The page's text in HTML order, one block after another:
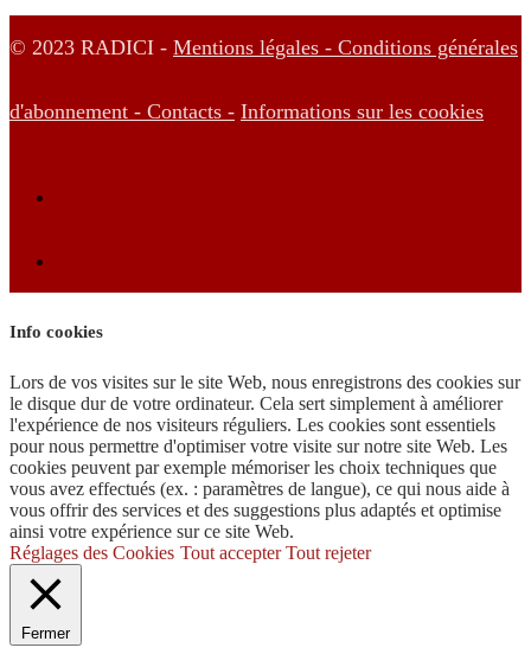
© 2023 RADICI - Mentions légales - Conditions générales
d'abonnement - Contacts - Informations sur les cookies
Info cookies
Lors de vos visites sur le site Web, nous enregistrons des cookies sur
le disque dur de votre ordinateur. Cela sert simplement à améliorer
l'expérience de nos visiteurs réguliers. Les cookies sont essentiels
pour nous permettre d'optimiser votre visite sur notre site Web. Les
cookies peuvent par exemple mémoriser les choix techniques que
vous avez effectués (ex. : paramètres de langue), ce qui nous aide à
vous offrir des services et des suggestions plus adaptés et optimise
ainsi votre expérience sur ce site Web.
Réglages des Cookies Tout accepter Tout rejeter
Fermer